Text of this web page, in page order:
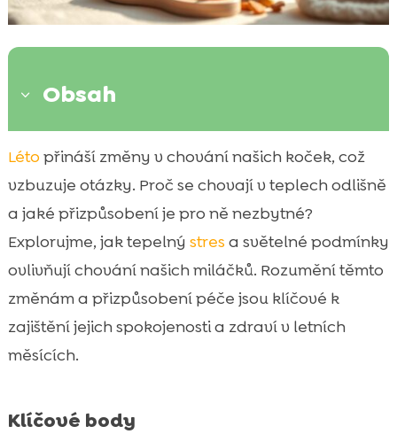
3 Obsah
 Proč se kočky během léta mění?
 Jak se kočky přizpůsobují vysokým
teplotám?
Změna stravy v létě
Tipy na správné krmení během horkých
měsíců
Zabezpečení kočky v horku
Hydratace jako klíčový faktor
Známky přehřátí u kočky
 Vliv léta na chování kočky
Léto přináší změny v chování našich koček, což
vzbuzuje otázky. Proč se chovají v teplech odlišně
a jaké přizpůsobení je pro ně nezbytné?
Explorujme, jak tepelný stres a světelné podmínky
ovlivňují chování našich miláčků. Rozumění těmto
změnám a přizpůsobení péče jsou klíčové k
zajištění jejich spokojenosti a zdraví v letních
měsících.
Klíčové body